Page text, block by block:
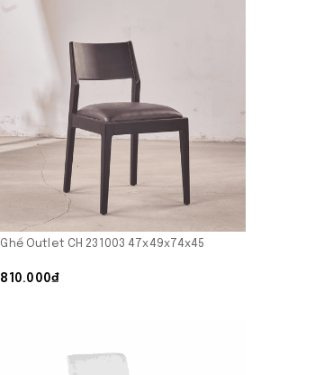
Ghế Outlet CH 231003 47x49x74x45
810.000₫